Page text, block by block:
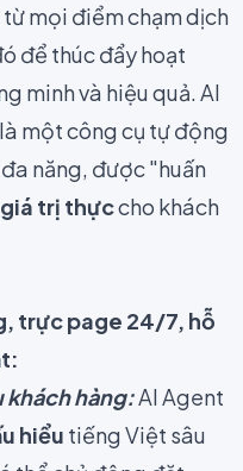
mọi điểm chạm dịch
để thúc đẩy hoạt
minh và hiệu quả. AI
một công cụ tự động
năng, được "huấn
giá trị thựccho khách
trực page 24/7, hỗ
khách hàng:AI Agent
hiểu tiếng Việt sâu